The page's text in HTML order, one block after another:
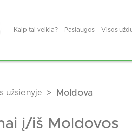
Kaip tai veikia? Paslaugos Visos
užsienyje Moldova
į/iš Moldovos